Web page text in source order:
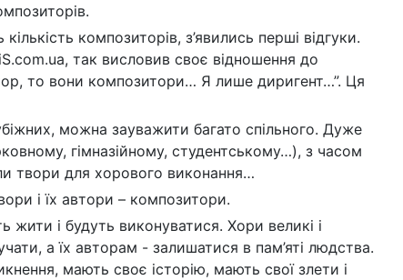
композиторів, з’явились перші відгуки.
так висловив своє відношення до
то вони композитори… Я лише диригент…”. Ця
можна зауважити багато спільного. Дуже
гімназійному, студентському…), з часом
твори для хорового виконання…
і їх автори – композитори.
і будуть виконуватися. Хори великі і
а їх авторам - залишатися в пам’яті людства.
мають своє історію, мають свої злети і